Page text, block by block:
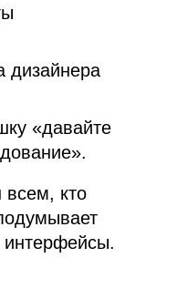
дизайнера
«давайте
всем, кто
интерфейсы.